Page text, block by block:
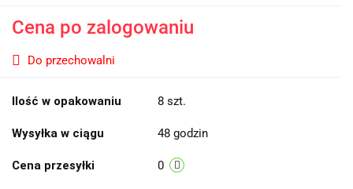
Cena po zalogowaniu
Do przechowalni
Ilość w opakowaniu 8 szt.
Wysyłka w ciągu 48 godzin
Cena przesyłki 0